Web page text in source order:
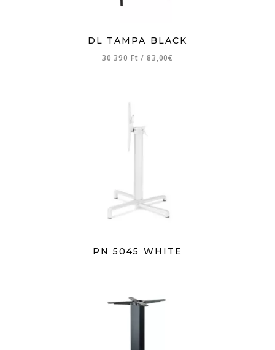
DL TAMPA BLACK
30 390 Ft/ 83,00€
PN 5045 WHITE